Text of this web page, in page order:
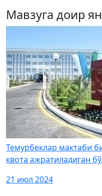
Мавзуга доир
Темурбеклар мактаби
квота ажратиладиган
21 июл 2024